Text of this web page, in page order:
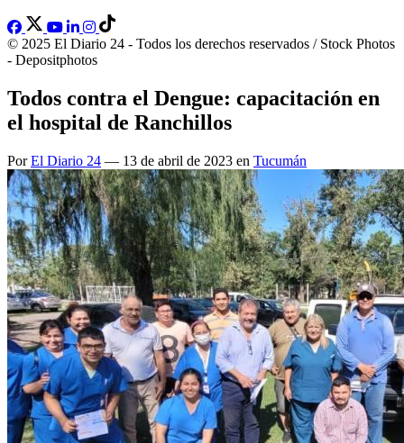
© 2025 El Diario 24 - Todos los derechos reservados / Stock Photos
- Depositphotos
Todos contra el Dengue: capacitación en
el hospital de Ranchillos
PorEl Diario 24 — 13 de abril de 2023 en Tucumán